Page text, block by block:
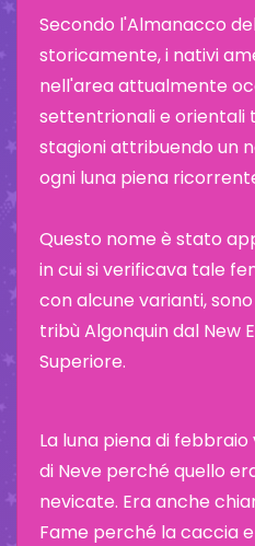
Secondo l'Almanacco
storicamente, i nativi
nell'area attualmente
settentrionali e orientali
stagioni attribuendo un
ogni luna piena
Questo nome è stato
in cui si verificava tale
con alcune varianti,
tribù Algonquin dal New
Superiore.
La luna piena di
di Neve perché quello
nevicate. Era anche
Fame perché la caccia